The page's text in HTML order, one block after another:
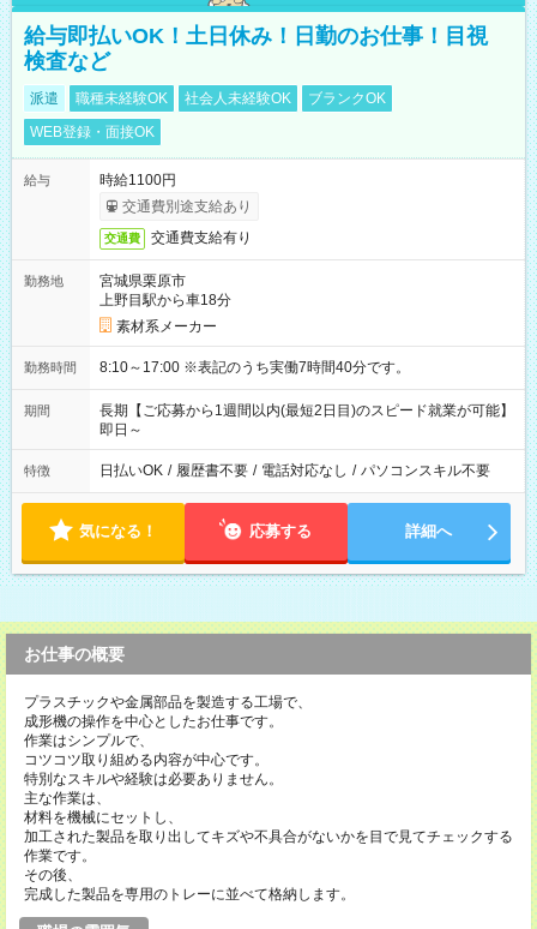
給与即払いOK！土日休み！日勤のお仕事！目視
検査など
派遣 職種未経験OK 社会人未経験OK
ブランクOK
WEB登録・面接OK
給与
時給1100円
交通費別途支給あり
交通費 交通費支給有り
勤務地
宮城県栗原市
上野目駅から車18分
素材系メーカー
勤務時間 8:10～17:00 ※表記のうち実働7時間40分です。
期間
長期【ご応募から1週間以内(最短2日目)のスピード就業が可能】
即日～
特徴 日払いOK / 履歴書不要 / 電話対応なし / パソコンスキル不要
気になる！ 応募する 詳細へ
お仕事の概要
プラスチックや金属部品を製造する工場で、
成形機の操作を中心としたお仕事です。
作業はシンプルで、
コツコツ取り組める内容が中心です。
特別なスキルや経験は必要ありません。
主な作業は、
材料を機械にセットし、
加工された製品を取り出してキズや不具合がないかを目で見てチェックする
作業です。
その後、
完成した製品を専用のトレーに並べて格納します。